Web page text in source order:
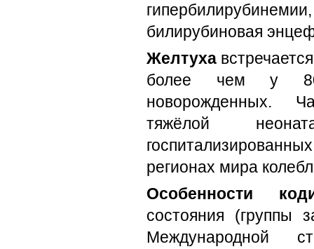
билирубиновая
Желтуха
более чем у
новорожденных.
тяжёлой
регионах мира
Особенности
состояния (группы
Международной